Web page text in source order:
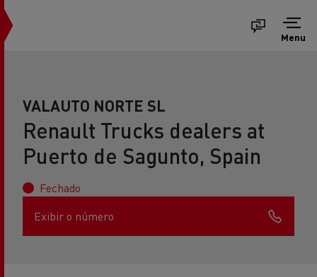
Menu
VALAUTO NORTE SL
Renault Trucks dealers at
Puerto de Sagunto, Spain
Fechado
Exibir o número